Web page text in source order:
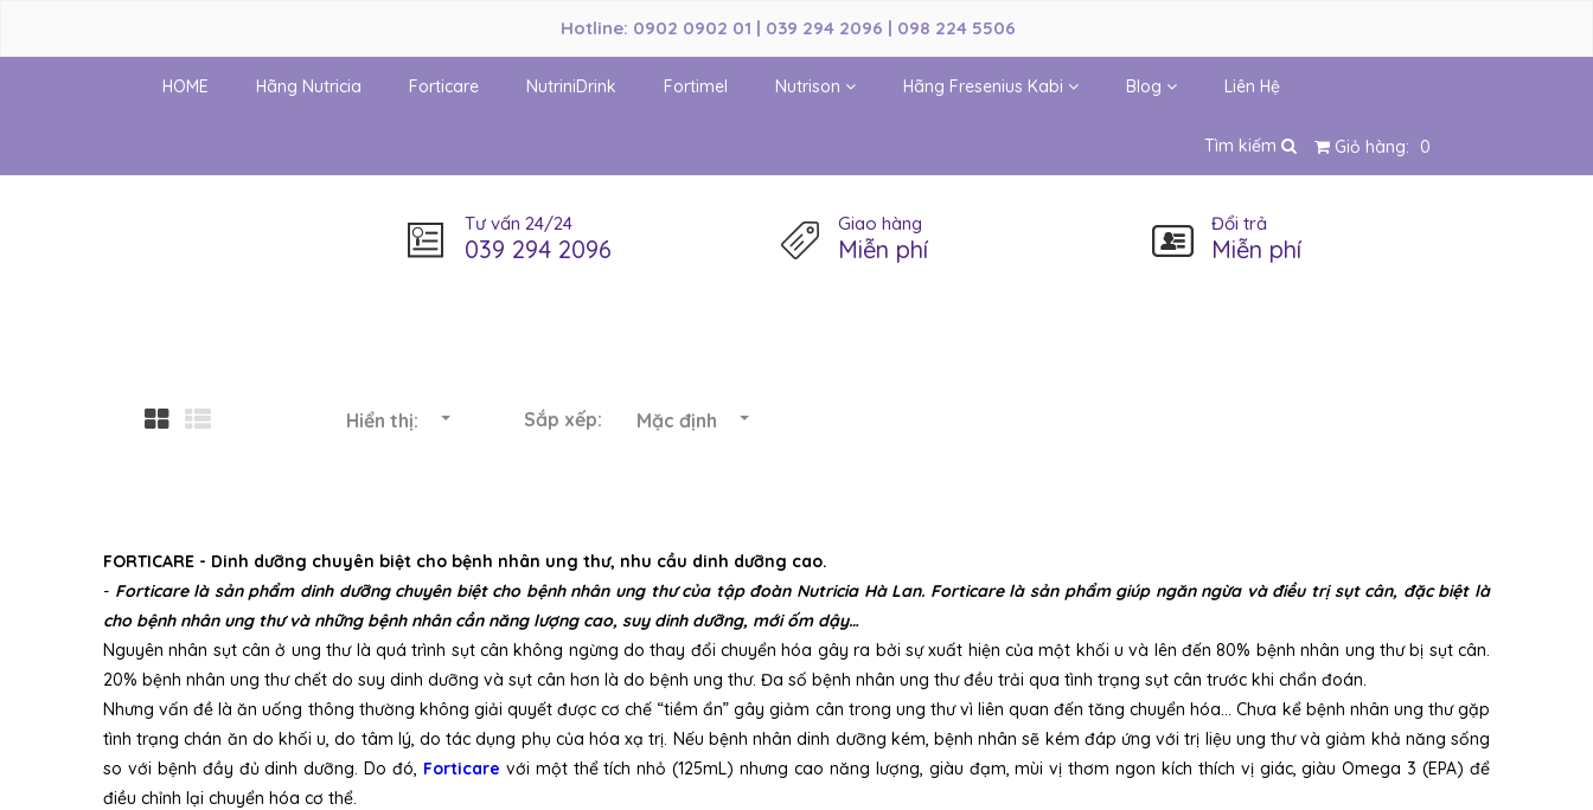
Hotline: 0902 0902 01 | 039 294 2096 | 098 224 5506
HOME Hãng Nutricia Forticare NutriniDrink Fortimel Nutrison Hãng Fresenius Kabi Blog Liên Hệ
Tìm kiếm Giỏ hàng: 0
Tư vấn 24/24
039 294 2096
Giao hàng
Miễn phí
Đổi trả
Miễn phí
Sắp xếp: Mặc định
Hiển thị:
FORTICARE - Dinh dưỡng chuyên biệt cho bệnh nhân ung thư, nhu cầu dinh dưỡng cao.
- Forticare là sản phẩm dinh dưỡng chuyên biệt cho bệnh nhân ung thư của tập đoàn Nutricia Hà Lan. Forticare là sản phẩm giúp ngăn ngừa và điều trị sụt cân, đặc biệt là
cho bệnh nhân ung thư và những bệnh nhân cần năng lượng cao, suy dinh dưỡng, mới ốm dậy…
Nguyên nhân sụt cân ở ung thư là quá trình sụt cân không ngừng do thay đổi chuyển hóa gây ra bởi sự xuất hiện của một khối u và lên đến 80% bệnh nhân ung thư bị sụt cân.
20% bệnh nhân ung thư chết do suy dinh dưỡng và sụt cân hơn là do bệnh ung thư. Đa số bệnh nhân ung thư đều trải qua tình trạng sụt cân trước khi chẩn đoán.
Nhưng vấn đề là ăn uống thông thường không giải quyết được cơ chế “tiềm ẩn” gây giảm cân trong ung thư vì liên quan đến tăng chuyển hóa… Chưa kể bệnh nhân ung thư gặp
tình trạng chán ăn do khối u, do tâm lý, do tác dụng phụ của hóa xạ trị. Nếu bệnh nhân dinh dưỡng kém, bệnh nhân sẽ kém đáp ứng với trị liệu ung thư và giảm khả năng sống
so với bệnh đầy đủ dinh dưỡng. Do đó, Forticare với một thể tích nhỏ (125mL) nhưng cao năng lượng, giàu đạm, mùi vị thơm ngon kích thích vị giác, giàu Omega 3 (EPA) để
điều chỉnh lại chuyển hóa cơ thể.